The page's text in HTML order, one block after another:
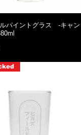
パイントグラス -キャン